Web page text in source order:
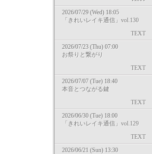
2026/07/29 (Wed) 18:05
「きれいレイキ通信」vol.130
TEXT
2026/07/23 (Thu) 07:00
お祭りと繋がり
TEXT
2026/07/07 (Tue) 18:40
本音とつながる鍵
TEXT
2026/06/30 (Tue) 18:00
「きれいレイキ通信」vol.129
TEXT
2026/06/21 (Sun) 13:30